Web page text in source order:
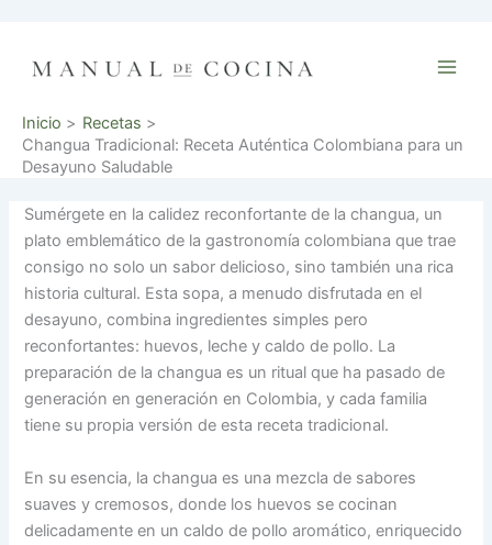
contenido
Inicio
Recetas
Changua Tradicional: Receta Auténtica Colombiana para un
Desayuno Saludable
Sumérgete en la calidez reconfortante de la changua, un
plato emblemático de la gastronomía colombiana que trae
consigo no solo un sabor delicioso, sino también una rica
historia cultural. Esta sopa, a menudo disfrutada en el
desayuno, combina ingredientes simples pero
reconfortantes: huevos, leche y caldo de pollo. La
preparación de la changua es un ritual que ha pasado de
generación en generación en Colombia, y cada familia
tiene su propia versión de esta receta tradicional.
En su esencia, la changua es una mezcla de sabores
suaves y cremosos, donde los huevos se cocinan
delicadamente en un caldo de pollo aromático, enriquecido